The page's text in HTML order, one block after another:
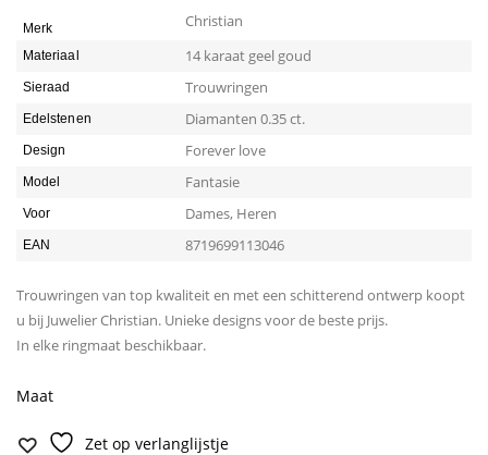
Merk Christian
Materiaal 14 karaat geel goud
Sieraad Trouwringen
Edelstenen Diamanten 0.35 ct.
Design Forever love
Model Fantasie
Voor Dames, Heren
EAN 8719699113046
Trouwringen van top kwaliteit en met een schitterend ontwerp koopt
u bij Juwelier Christian. Unieke designs voor de beste prijs.
In elke ringmaat beschikbaar.
Maat
Zet op verlanglijstje